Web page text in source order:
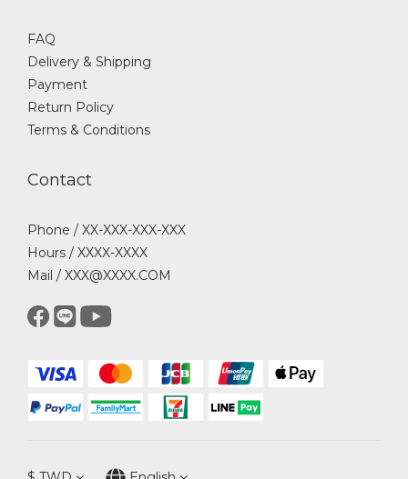
FAQ
Delivery & Shipping
Payment
Return Policy
Terms & Conditions
Contact
Phone / XX-XXX-XXX-XXX
Hours / XXXX-XXXX
Mail / XXX@XXXX.COM